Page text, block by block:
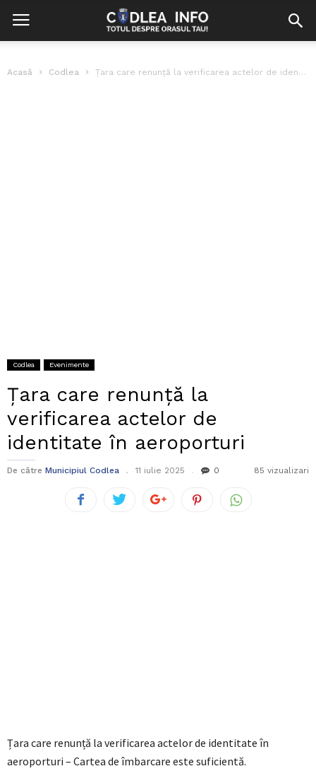
Acasă Codlea Țara care renunță la verificarea actelor de identitate în aeroporturi
Codlea Evenimente
Țara care renunță la
verificarea actelor de
identitate în aeroporturi
De către Municipiul Codlea 11 iulie 2025 0 85 vizualizari
Țara care renunță la verificarea actelor de identitate în
aeroporturi – Cartea de îmbarcare este suficientă.